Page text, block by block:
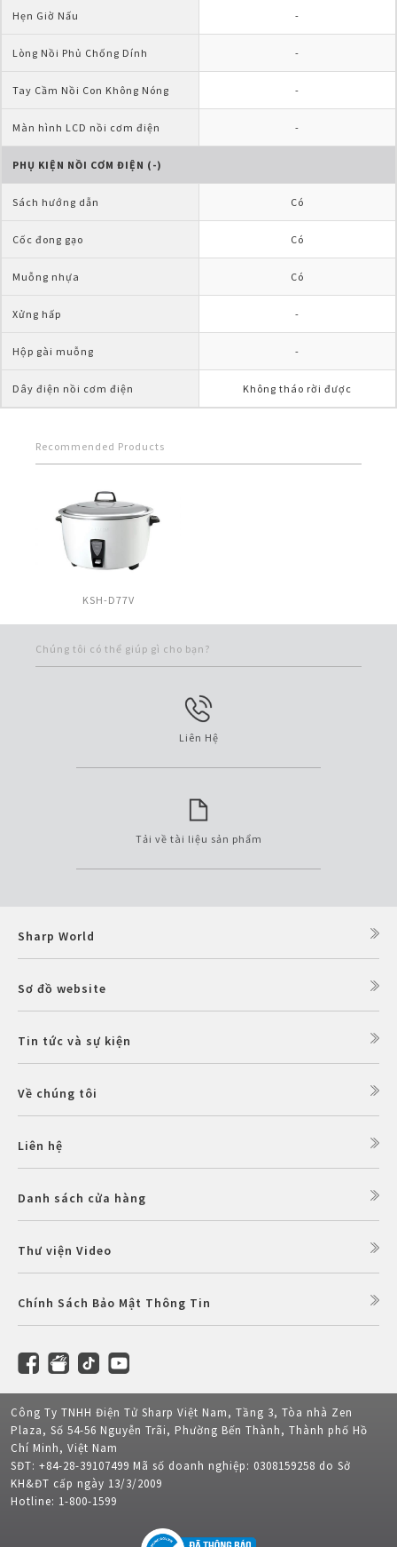
Hẹn Giờ Nấu -
Lòng Nồi Phủ Chống Dính -
Tay Cầm Nồi Con Không Nóng -
Màn hình LCD nồi cơm điện -
PHỤ KIỆN NỒI CƠM ĐIỆN (-)
Sách hướng dẫn Có
Cốc đong gạo Có
Muỗng nhựa Có
Xửng hấp -
Hộp gài muỗng -
Dây điện nồi cơm điện Không tháo rời được
Recommended Products
KSH-D77V
Chúng tôi có thể giúp gì cho bạn?
Liên Hệ
Tải về tài liệu sản phẩm
Sharp World
Sơ đồ website
Tin tức và sự kiện
Về chúng tôi
Liên hệ
Danh sách cửa hàng
Thư viện Video
Chính Sách Bảo Mật Thông Tin
Công Ty TNHH Điện Tử Sharp Việt Nam, Tầng 3, Tòa nhà Zen
Plaza, Số 54-56 Nguyễn Trãi, Phường Bến Thành, Thành phố Hồ
Chí Minh, Việt Nam
SĐT: +84-28-39107499 Mã số doanh nghiệp: 0308159258 do Sở
KH&ĐT cấp ngày 13/3/2009
Hotline: 1-800-1599